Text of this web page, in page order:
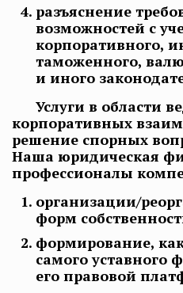
разъяснение
возможностей с
корпоративного,
таможенного,
и иного
Услуги в области
корпоративных
решение спорных
Наша юридическая
профессионалы
организации/
форм
формирование,
самого уставного
его правовой